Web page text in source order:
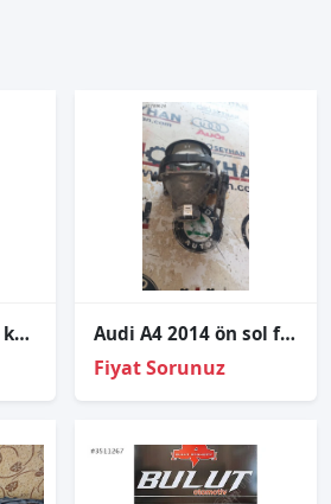
Audi q5 sağ sol sis kapağı orjinal çıkma parça Audi A4 2014 ön sol far iç merceği
Fiyat Sorunuz